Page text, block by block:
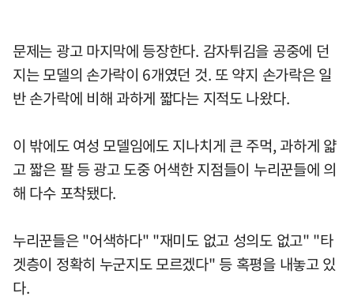
문제는 광고 마지막에 등장한다. 감자튀김을 공중에 던
지는 모델의 손가락이 6개였던 것. 또 약지 손가락은 일
반 손가락에 비해 과하게 짧다는 지적도 나왔다.
이 밖에도 여성 모델임에도 지나치게 큰 주먹, 과하게 얇
고 짧은 팔 등 광고 도중 어색한 지점들이 누리꾼들에 의
해 다수 포착됐다.
누리꾼들은 "어색하다" "재미도 없고 성의도 없고" "타
겟층이 정확히 누군지도 모르겠다" 등 혹평을 내놓고 있
다.